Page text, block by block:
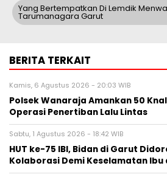
Yang Bertempatkan Di Lemdik
Tarumanagara Garut
BERITA TERKAIT
Kamis, 6 Agustus 2026 - 20:03 WIB
Polsek Wanaraja Amankan 50
Operasi Penertiban Lalu Lintas
Sabtu, 1 Agustus 2026 - 18:42 WIB
HUT ke-75 IBI, Bidan di Garut
Kolaborasi Demi Keselamatan Ibu